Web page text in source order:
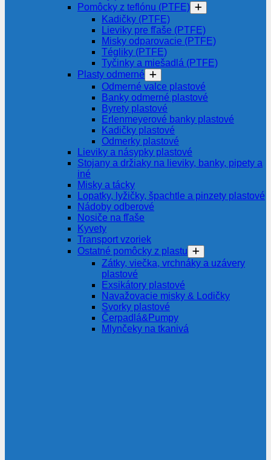
Pomôcky z teflónu (PTFE)
Kadičky (PTFE)
Lieviky pre fľaše (PTFE)
Misky odparovacie (PTFE)
Tégliky (PTFE)
Tyčinky a miešadlá (PTFE)
Plasty odmerné
Odmerné valce plastové
Banky odmerné plastové
Byrety plastové
Erlenmeyerové banky plastové
Kadičky plastové
Odmerky plastové
Lieviky a násypky plastové
Stojany a držiaky na lieviky, banky, pipety a
iné
Misky a tácky
Lopatky, lyžičky, špachtle a pinzety plastové
Nádoby odberové
Nosiče na fľaše
Kyvety
Transport vzoriek
Ostatné pomôcky z plastu
Zátky, viečka, vrchnáky a uzávery
plastové
Exsikátory plastové
Navažovacie misky & Lodičky
Svorky plastové
Čerpadlá&Pumpy
Mlynčeky na tkanivá